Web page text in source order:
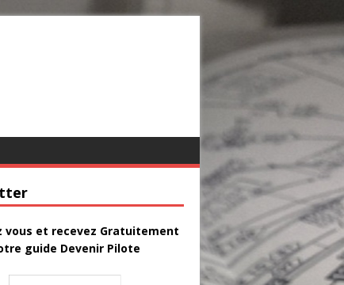
vous et recevez Gratuitement
guide Devenir Pilote